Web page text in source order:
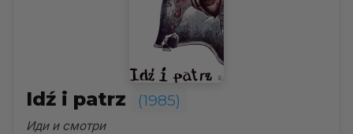
Idź i patrz (1985)
Иди и смотри